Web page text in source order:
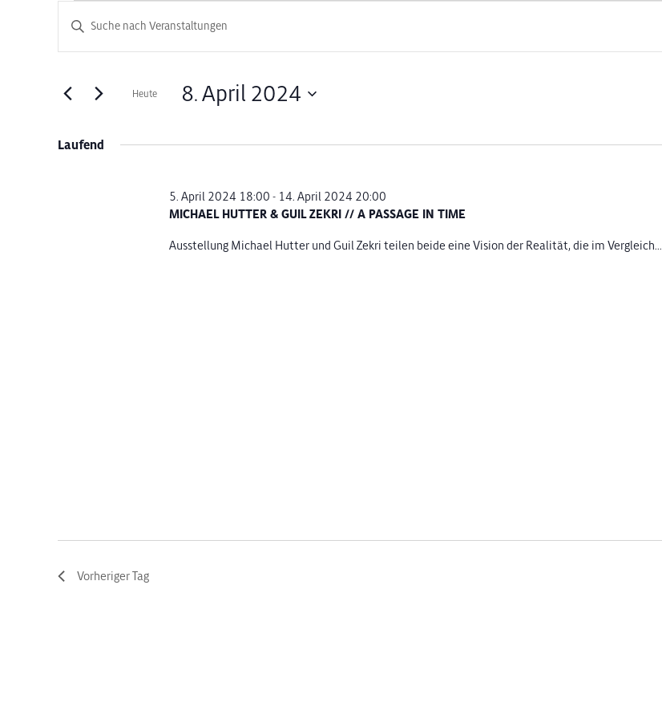
Veranstaltungen
8.
April
Veranstaltungen
Suche
und
Ansichten,
Bitte
nach
Schlüsselwort.
Heute 8. April 2024
Laufend
MICHAEL HUTTER & GUIL ZEKRI // A PASSAGE IN TIME
5. April 2024 18:00 - 14. April 2024 20:00
Ausstellung Michael Hutter und Guil Zekri teilen beide eine Vision der Realität, die im Vergleich...
Vorheriger Tag